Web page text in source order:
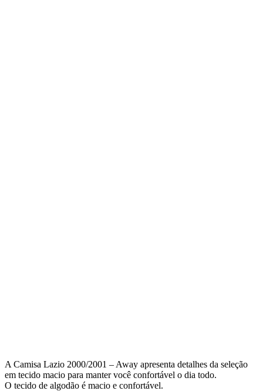
A Camisa Lazio 2000/2001 – Away apresenta detalhes da seleção
em tecido macio para manter você confortável o dia todo.
O tecido de algodão é macio e confortável.